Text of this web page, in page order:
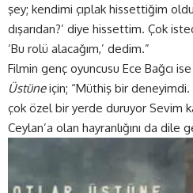
şey; kendimi çıplak hissettiğim
dışarıdan?’ diye hissettim. Çok
‘Bu rolü alacağım,’ dedim.”
Filmin genç oyuncusu Ece Bağcı
Üstüneiçin; “Müthiş bir
çok özel bir yerde duruyor Sevim
Ceylan’a olan hayranlığını da dile